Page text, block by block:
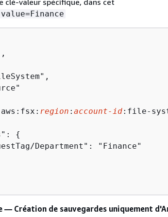
clé-valeur spécifique, dans cet
value=Finance
region : account-id:file-
{
Department": "Finance"
— Création de sauvegardes uniquement